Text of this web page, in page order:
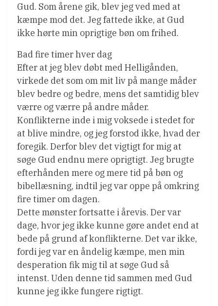
Gud. Som årene gik, blev jeg ved med at
kæmpe mod det. Jeg fattede ikke, at Gud
ikke hørte min oprigtige bøn om frihed.
Bad fire timer hver dag
Efter at jeg blev døbt med Helligånden,
virkede det som om mit liv på mange måder
blev bedre og bedre, mens det samtidig blev
værre og værre på andre måder.
Konflikterne inde i mig voksede i stedet for
at blive mindre, og jeg forstod ikke, hvad der
foregik. Derfor blev det vigtigt for mig at
søge Gud endnu mere oprigtigt. Jeg brugte
efterhånden mere og mere tid på bøn og
bibellæsning, indtil jeg var oppe på omkring
fire timer om dagen.
Dette mønster fortsatte i årevis. Der var
dage, hvor jeg ikke kunne gøre andet end at
bede på grund af konflikterne. Det var ikke,
fordi jeg var en åndelig kæmpe, men min
desperation fik mig til at søge Gud så
intenst. Uden denne tid sammen med Gud
kunne jeg ikke fungere rigtigt.